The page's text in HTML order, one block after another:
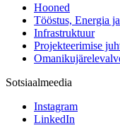
Hooned
Tööstus, Energia
Infrastruktuur
Projekteerimise
Sotsiaalmeedia
Instagram
LinkedIn